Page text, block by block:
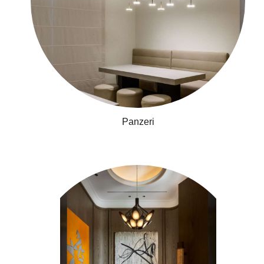
​​​​​​​Panzeri